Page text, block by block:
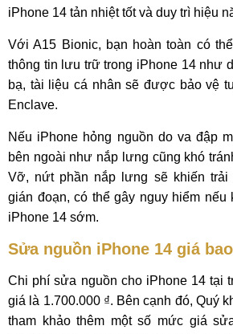
iPhone 14 tản nhiệt tốt và duy trì hiệu
Với A15 Bionic, bạn hoàn toàn có
thông tin lưu trữ trong iPhone 14 như
bạ, tài liệu cá nhân sẽ được bảo vệ
Enclave.
Nếu iPhone hỏng nguồn do va đập
bên ngoài như nắp lưng cũng khó
Vỡ, nứt phần nắp lưng sẽ khiến trải
gián đoạn, có thể gây nguy hiểm nếu
iPhone 14 sớm.
Sửa nguồn iPhone 14 giá
Chi phí sửa nguồn cho iPhone 14 tại
giá là 1.700.000 ₫. Bên cạnh đó, Quý
tham khảo thêm một số mức giá